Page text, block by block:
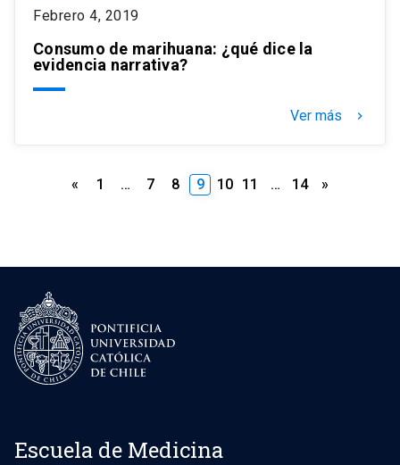
Febrero 4, 2019
Consumo de marihuana: ¿qué dice la
evidencia narrativa?
Ver más keyboard_arrow_right
Paginación
« 1 … 7 8 9 10 11 … 14 »
Escuela de Medicina